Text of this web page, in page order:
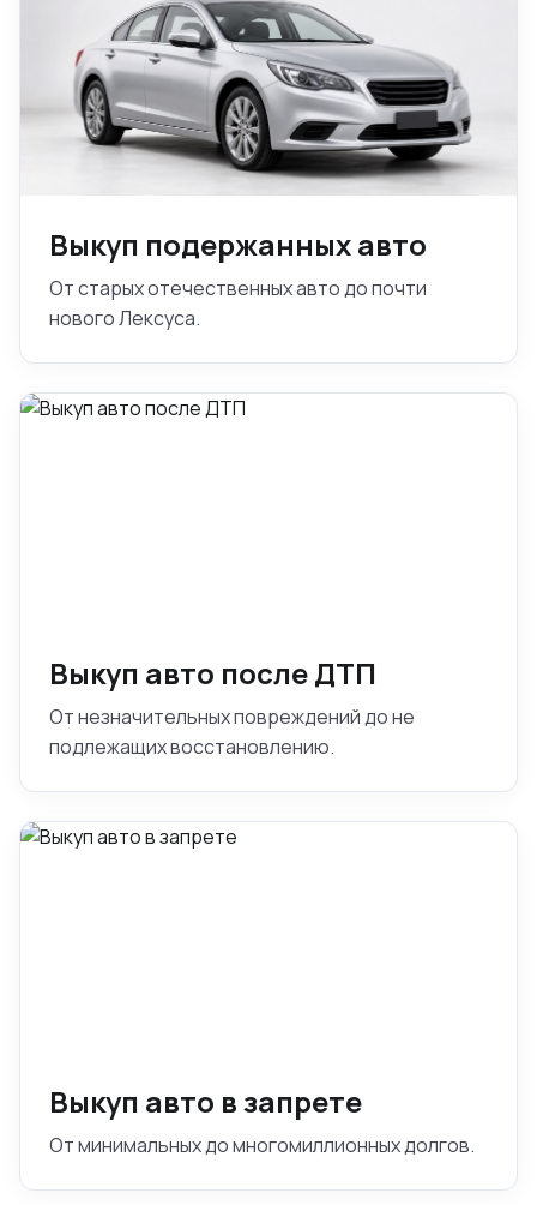
Выкуп подержанных авто
От старых отечественных авто до почти
нового Лексуса.
Выкуп авто после ДТП
От незначительных повреждений до не
подлежащих восстановлению.
Выкуп авто в запрете
От минимальных до многомиллионных долгов.